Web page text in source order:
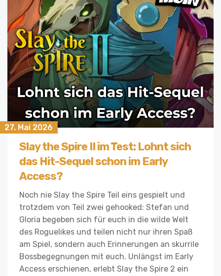
27. Mai 2026
Slay the Spire II im Test: Lohnt sich
das Hit-Sequel schon im Early
Access?
Noch nie Slay the Spire Teil eins gespielt und
trotzdem von Teil zwei gehooked: Stefan und
Gloria begeben sich für euch in die wilde Welt
des Roguelikes und teilen nicht nur ihren Spaß
am Spiel, sondern auch Erinnerungen an skurrile
Bossbegegnungen mit euch. Unlängst im Early
Access erschienen, erlebt Slay the Spire 2 ein